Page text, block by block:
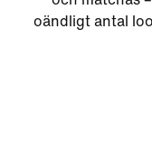
oändligt antal